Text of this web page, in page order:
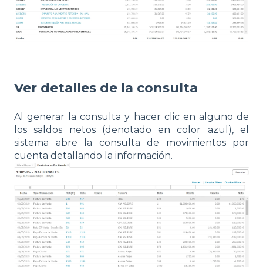
Ver detalles de la consulta
Al generar la consulta y hacer clic en alguno de
los saldos netos (denotado en color azul), el
sistema abre la consulta de movimientos por
cuenta detallando la información.